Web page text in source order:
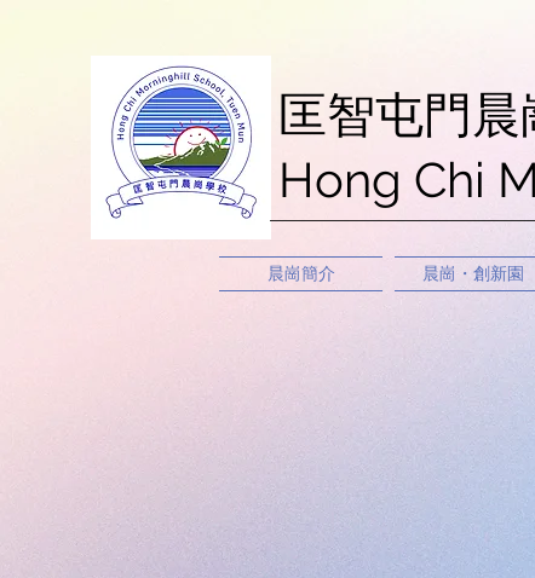
匡智屯門晨
Hong Chi
晨崗簡介 晨崗・創新園